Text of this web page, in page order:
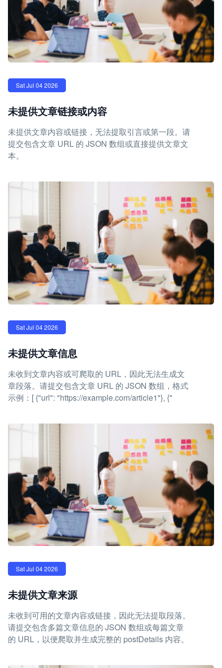
Sat Jul 04 2026
未提供文章链接或内容
未提供文章内容或链接，无法提取引言或第一段。请
提交包含文章 URL 的 JSON 数组或直接提供文章文
本。
Sat Jul 04 2026
未提供文章信息
未收到文章内容或可爬取的 URL，因此无法生成文
章段落。请提交包含文章 URL 的 JSON 数组，格式
示例：[ {"url": "https://example.com/article1"}, {"
Sat Jul 04 2026
未提供文章来源
未收到可用的文章内容或链接，因此无法提取段落。
请提交包含多篇文章信息的 JSON 数组或每篇文章
的 URL，以便爬取并生成完整的 postDetails 内容。